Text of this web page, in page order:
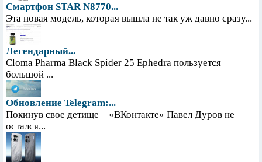
Смартфон STAR N8770...
Эта новая модель, которая вышла не так уж давно сразу...
Легендарный...
Cloma Pharma Black Spider 25 Ephedra пользуется
большой ...
Обновление Telegram:...
Покинув свое детище – «ВКонтакте» Павел Дуров не
остался...